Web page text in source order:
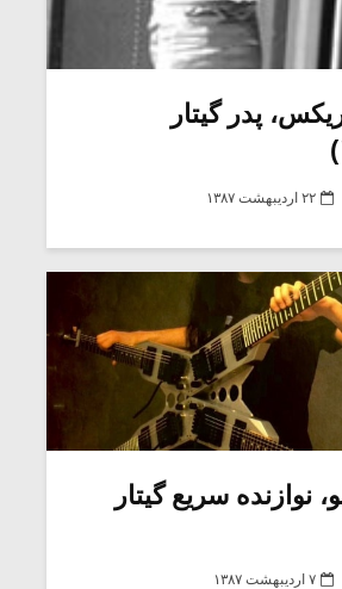
پدر گیتار
۲۲ اردیبهشت ۱۳۸۷
نوازنده سریع گیتار
۷ اردیبهشت ۱۳۸۷